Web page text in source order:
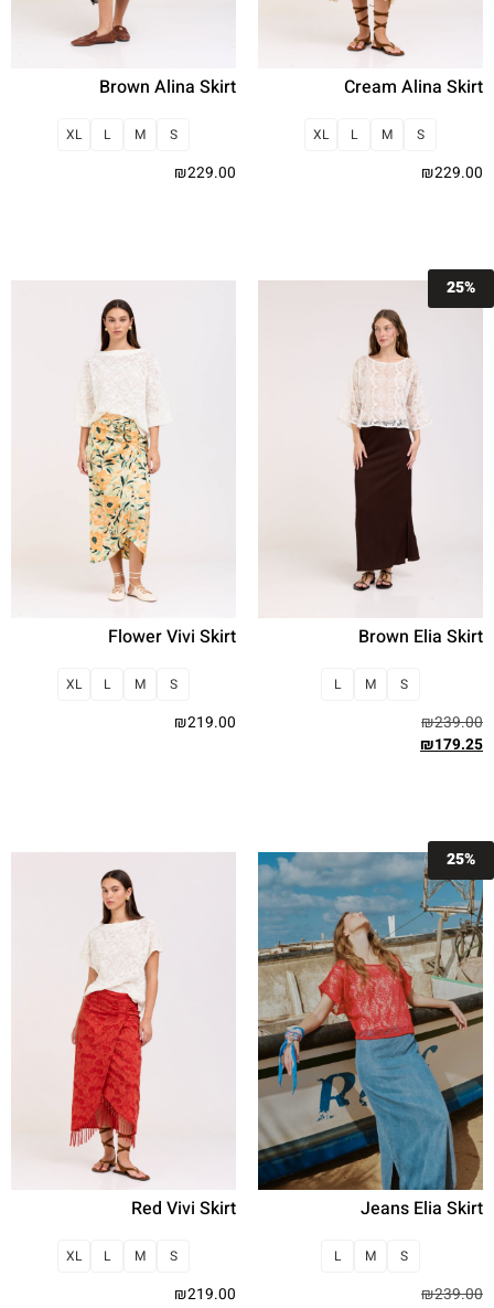
Cream Alina Skirt
S
M
L
XL
₪229.00
Brown Alina Skirt
S
M
L
XL
₪229.00
25%
Brown Elia Skirt
S
M
L
₪239.00
₪179.25
Flower Vivi Skirt
S
M
L
XL
₪219.00
25%
Jeans Elia Skirt
S
M
L
₪239.00
Red Vivi Skirt
S
M
L
XL
₪219.00